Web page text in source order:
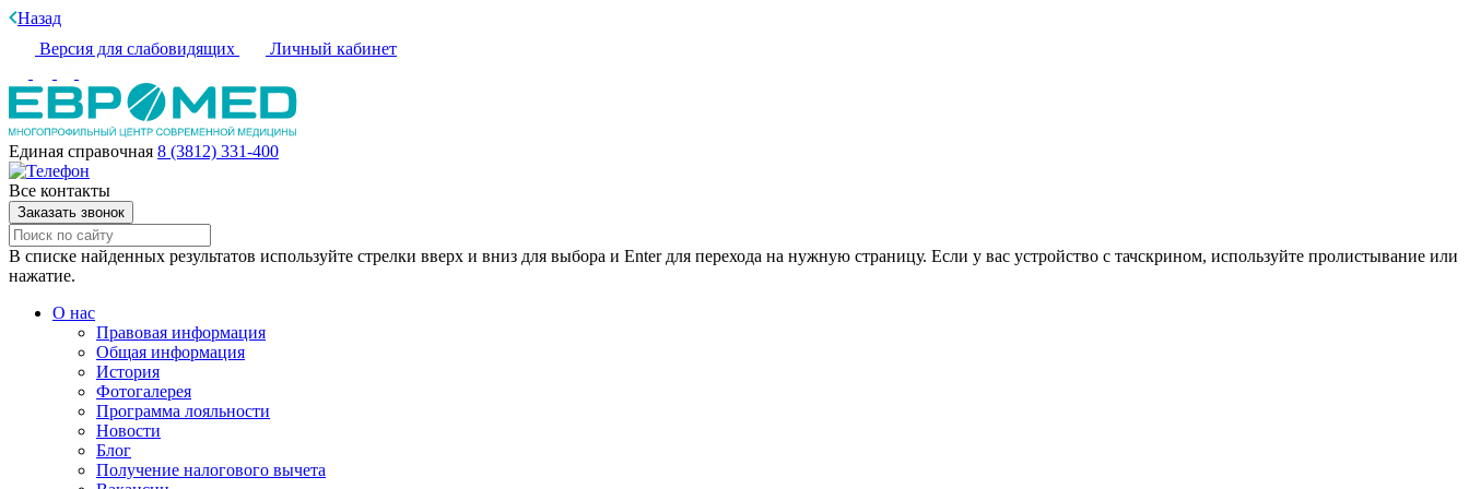
Назад
Версия для слабовидящих
Личный кабинет
Единая справочная 8 (3812) 331-400
Все контакты
Заказать звонок
В списке найденных результатов используйте стрелки вверх и вниз для выбора и Enter для перехода на нужную страницу. Если у вас устройство с тачскрином, используйте пролистывание или
нажатие.
О нас
Правовая информация
Общая информация
История
Фотогалерея
Программа лояльности
Новости
Блог
Получение налогового вычета